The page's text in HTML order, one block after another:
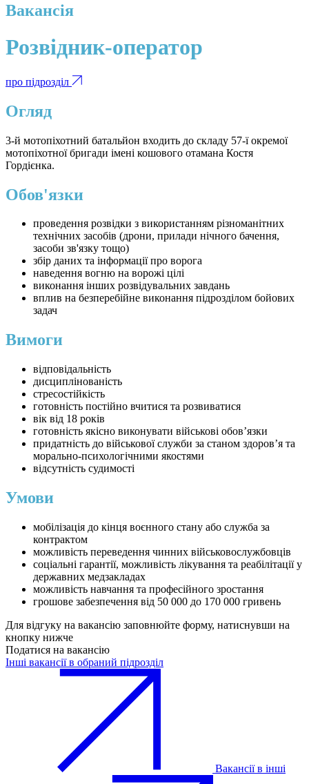
Вакансія
Розвідник-оператор
про підрозділ
Огляд
3-й мотопіхотний батальйон входить до складу 57-ї окремої
мотопіхотної бригади імені кошового отамана Костя
Гордієнка.
Обов'язки
проведення розвідки з використанням різноманітних
технічних засобів (дрони, прилади нічного бачення,
засоби зв'язку тощо)
збір даних та інформації про ворога
наведення вогню на ворожі цілі
виконання інших розвідувальних завдань
вплив на безперебійне виконання підрозділом бойових
задач
Вимоги
відповідальність
дисциплінованість
стресостійкість
готовність постійно вчитися та розвиватися
вік від 18 років
готовність якісно виконувати військові обов’язки
придатність до військової служби за станом здоров’я та
морально-психологічними якостями
відсутність судимості
Умови
мобілізація до кінця воєнного стану або служба за
контрактом
можливість переведення чинних військовослужбовців
соціальні гарантії, можливість лікування та реабілітації у
державних медзакладах
можливість навчання та професійного зростання
грошове забезпечення від 50 000 до 170 000 гривень
Для відгуку на вакансію заповнюйте форму, натиснувши на
кнопку нижче
Податися на вакансію
Інші вакансії в обраний підрозділ
Вакансії в інші